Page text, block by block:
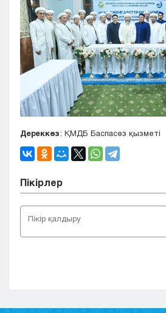
Дереккөз: ҚМДБ Баспасөз қызметі
Пікірлер